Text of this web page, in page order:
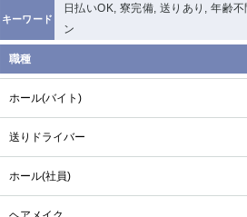
キーワード
日払いOK, 寮完備, 送りあり, 年齢
ン
職種
ホール(バイト)
送りドライバー
ホール(社員)
該当求人 0件 選択